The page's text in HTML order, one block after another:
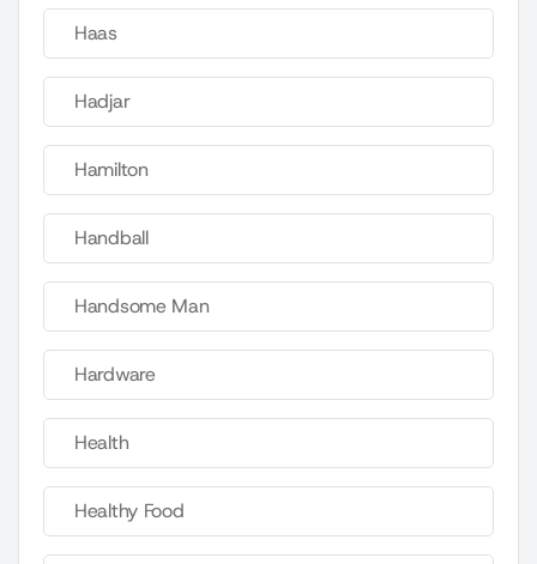
Haas
Hadjar
Hamilton
Handball
Handsome Man
Hardware
Health
Healthy Food